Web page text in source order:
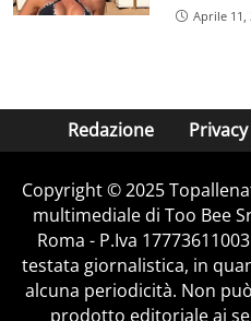
Aprile 11,
Redazione
Copyright © 2025
multimediale di Too Bee
Roma - P.Iva
testata giornalistica, in
alcuna periodicità. Non
prodotto editoriale ai